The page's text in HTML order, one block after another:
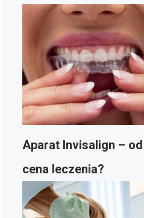
Aparat Invisalign –
cena leczenia?